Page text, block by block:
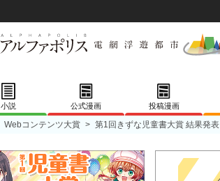
小説 公式漫画 投稿漫画
Webコンテンツ大賞 > 第1回きずな児童書大賞 結果発表